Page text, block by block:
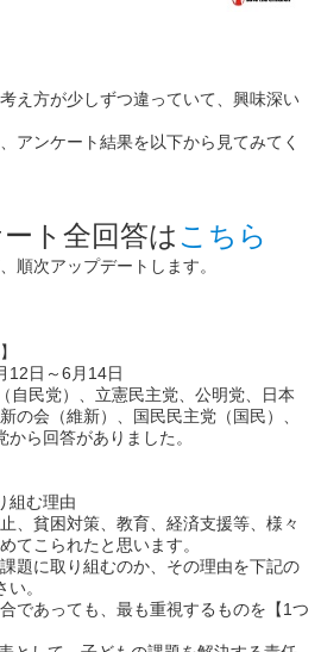
え方が少しずつ違っていて、興味深い
アンケート結果を以下から見てみてく
ト全回答はこちら
順次アップデートします。
12日～6月14日
自民党）、立憲民主党、公明党、日本
の会（維新）、国民民主党（国民）、
ら回答がありました。
組む理由
、貧困対策、教育、経済支援等、様々
てこられたと思います。
題に取り組むのか、その理由を下記の
。
であっても、最も重視するものを【1つ